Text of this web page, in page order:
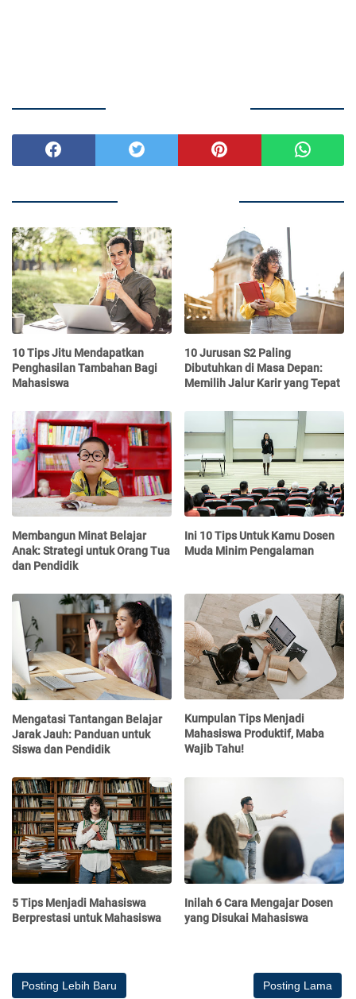
10 Tips Jitu Mendapatkan
Penghasilan Tambahan Bagi
Mahasiswa
10 Jurusan S2 Paling
Dibutuhkan di Masa Depan:
Memilih Jalur Karir yang Tepat
Membangun Minat Belajar
Anak: Strategi untuk Orang Tua
dan Pendidik
Ini 10 Tips Untuk Kamu Dosen
Muda Minim Pengalaman
Mengatasi Tantangan Belajar
Jarak Jauh: Panduan untuk
Siswa dan Pendidik
Kumpulan Tips Menjadi
Mahasiswa Produktif, Maba
Wajib Tahu!
5 Tips Menjadi Mahasiswa
Berprestasi untuk Mahasiswa
Inilah 6 Cara Mengajar Dosen
yang Disukai Mahasiswa
Posting Lebih Baru Posting Lama